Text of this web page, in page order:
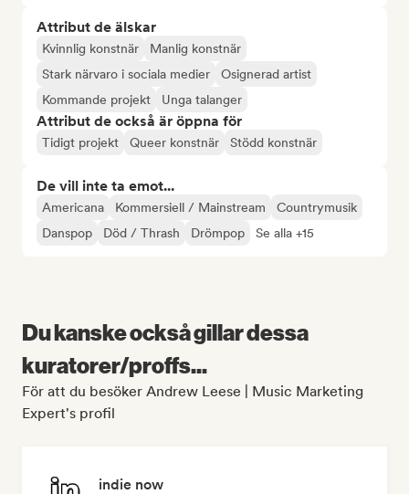
Attribut de älskar
Kvinnlig konstnär
Manlig konstnär
Stark närvaro i sociala medier
Osignerad artist
Kommande projekt
Unga talanger
Attribut de också är öppna för
Tidigt projekt Queer konstnär Stödd konstnär
De vill inte ta emot...
Americana Kommersiell / Mainstream
Countrymusik
Danspop
Död / Thrash Drömpop Se alla +15
Du kanske också gillar dessa
kuratorer/proffs...
För att du besöker Andrew Leese | Music Marketing
Expert's profil
indie now